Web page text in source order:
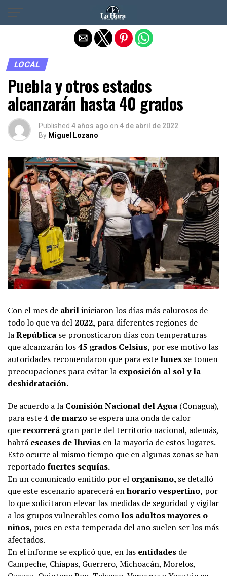
LOCAL
Puebla y otros estados
alcanzarán hasta 40 grados
Published 4 años ago on 4 de abril de 2022
By Miguel Lozano
Con el mes de abriliniciaron los días más calurosos de
todo lo que va del 2022, para diferentes regiones de
laRepública se pronosticaron días con temperaturas
que alcanzarán los45 grados Celsius, por ese motivo las
autoridades recomendaron que para este lunes se tomen
preocupaciones para evitar la exposición al sol y la
deshidratación.
De acuerdo a la Comisión Nacional del Agua (Conagua),
para este4 de marzo se espera una onda de calor
querecorrerá gran parte del territorio nacional, además,
habrá escases de lluvias en la mayoría de estos lugares.
Esto ocurre al mismo tiempo que en algunas zonas se han
reportadofuertes sequías.
En un comunicado emitido por el organismo, se detalló
que este escenario aparecerá enhorario vespertino, por
lo que solicitaron elevar las medidas de seguridad y vigilar
a los grupos vulnerables como los adultos mayores o
niños, pues en esta temperada del año suelen ser los más
afectados.
En el informe se explicó que, en las entidades de
Campeche, Chiapas, Guerrero, Michoacán, Morelos,
Salir de la versión móvil